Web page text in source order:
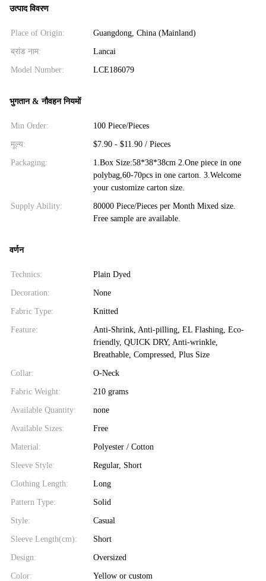
उत्पाद विवरण
Place of Origin: Guangdong, China (Mainland)
ब्रांड नाम: Lancai
Model Number: LCE186079
भुगतान & नौवहन नियमों
Min Order: 100 Piece/Pieces
मूल्य: $7.90 - $11.90 / Pieces
Packaging:
1.Box Size:58*38*38cm 2.One piece in one
polybag,60-70pcs in one carton. 3.Welcome
your customize carton size.
Supply Ability:
80000 Piece/Pieces per Month Mixed size.
Free sample are available.
वर्णन
Technics: Plain Dyed
Decoration: None
Fabric Type: Knitted
Feature:
Anti-Shrink, Anti-pilling, EL Flashing, Eco-
friendly, QUICK DRY, Anti-wrinkle,
Breathable, Compressed, Plus Size
Collar: O-Neck
Fabric Weight: 210 grams
Available Quantity: none
Available Sizes: Free
Material: Polyester / Cotton
Sleeve Style: Regular, Short
Clothing Length: Long
Pattern Type: Solid
Style: Casual
Sleeve Length(cm): Short
Design: Oversized
Color: Yellow or custom